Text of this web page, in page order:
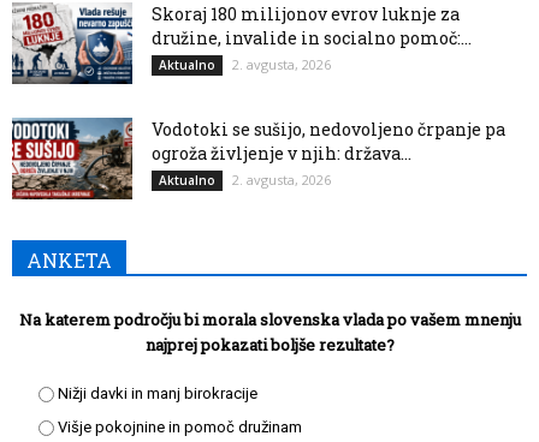
Skoraj 180 milijonov evrov luknje za
družine, invalide in socialno pomoč:...
Aktualno 2. avgusta, 2026
Vodotoki se sušijo, nedovoljeno črpanje pa
ogroža življenje v njih: država...
Aktualno 2. avgusta, 2026
ANKETA
Na katerem področju bi morala slovenska vlada po vašem mnenju
najprej pokazati boljše rezultate?
Nižji davki in manj birokracije
Višje pokojnine in pomoč družinam